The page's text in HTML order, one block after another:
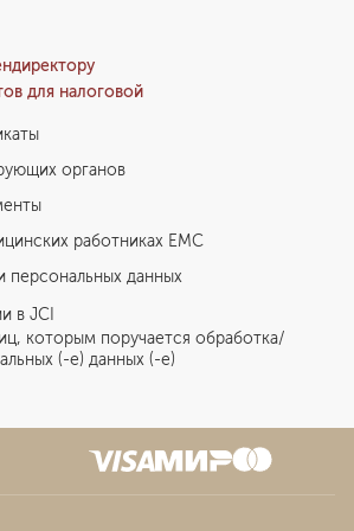
для налоговой
органов
работниках EMC
персональных данных
в JCI
которым поручается обработка/
(-е) данных (-е)